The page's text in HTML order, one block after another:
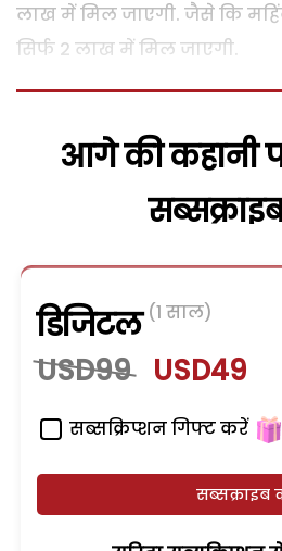
लाख में मिल जाएगी. जैसे कि
सिर्फ 2 लाख में मिल जाएगी.
आगे की कहानी
डिजिटल (1 साल)
USD99 USD49
सब्सक्रिप्शन गिफ्ट करें
सब्सक्राइब